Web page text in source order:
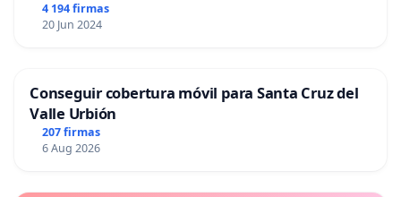
4 194 firmas
20 Jun 2024
Conseguir cobertura móvil para Santa Cruz del
Valle Urbión
207 firmas
6 Aug 2026